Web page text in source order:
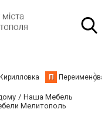
П
Наша Мебель
Мелитополь